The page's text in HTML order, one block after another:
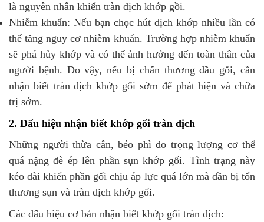
là nguyên nhân khiến tràn dịch khớp gồi.
Nhiễm khuẩn: Nếu bạn chọc hút dịch khớp nhiều lần có
thể tăng nguy cơ nhiễm khuẩn. Trường hợp nhiễm khuẩn
sẽ phá hủy khớp và có thể ảnh hưởng đến toàn thân của
người bệnh. Do vậy, nếu bị chấn thương đầu gối, cần
nhận biết tràn dịch khớp gối sớm để phát hiện và chữa
trị sớm.
2. Dấu hiệu nhận biết khớp gối tràn dịch
Những người thừa cân, béo phì do trọng lượng cơ thể
quá nặng đè ép lên phần sụn khớp gối. Tình trạng này
kéo dài khiến phần gối chịu áp lực quá lớn mà dần bị tổn
thương sụn và tràn dịch khớp gối.
Các dấu hiệu cơ bản nhận biết khớp gối tràn dịch: